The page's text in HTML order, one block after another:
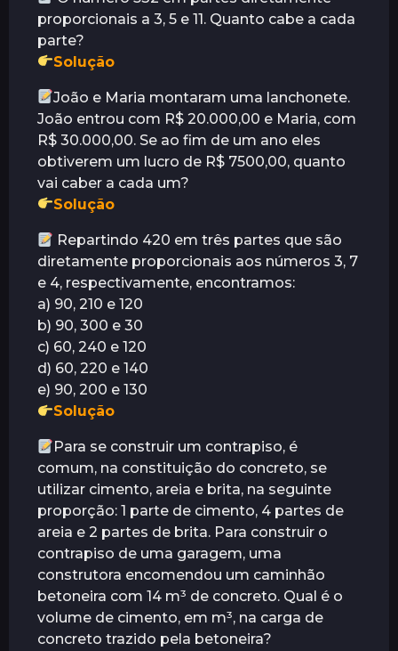
proporcionais a 3, 5 e 11. Quanto cabe a cada
parte?
Solução
João e Maria montaram uma lanchonete.
João entrou com R$ 20.000,00 e Maria, com
R$ 30.000,00. Se ao fim de um ano eles
obtiverem um lucro de R$ 7500,00, quanto
vai caber a cada um?
Solução
Repartindo 420 em três partes que são
diretamente proporcionais aos números 3, 7
e 4, respectivamente, encontramos:
a) 90, 210 e 120
b) 90, 300 e 30
c) 60, 240 e 120
d) 60, 220 e 140
e) 90, 200 e 130
Solução
Para se construir um contrapiso, é
comum, na constituição do concreto, se
utilizar cimento, areia e brita, na seguinte
proporção: 1 parte de cimento, 4 partes de
areia e 2 partes de brita. Para construir o
contrapiso de uma garagem, uma
construtora encomendou um caminhão
betoneira com 14 m³ de concreto. Qual é o
volume de cimento, em m³, na carga de
concreto trazido pela betoneira?